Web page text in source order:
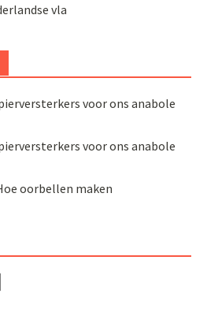
vla
voor ons anabole
voor ons anabole
oorbellen maken